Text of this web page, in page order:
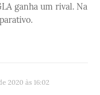
ganha um rival. Na
2020 às 16:02